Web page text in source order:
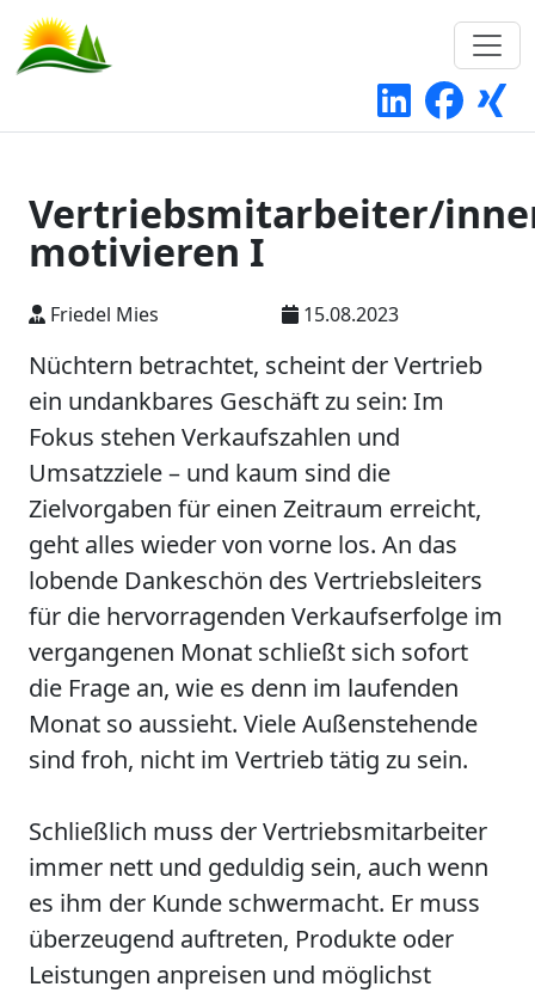
Vertriebsmitarbeiter/
motivieren I
Friedel Mies 15.08.2023
Nüchtern betrachtet, scheint der Vertrieb
ein undankbares Geschäft zu sein: Im
Fokus stehen Verkaufszahlen und
Umsatzziele – und kaum sind die
Zielvorgaben für einen Zeitraum erreicht,
geht alles wieder von vorne los. An das
lobende Dankeschön des Vertriebsleiters
für die hervorragenden Verkaufserfolge im
vergangenen Monat schließt sich sofort
die Frage an, wie es denn im laufenden
Monat so aussieht. Viele Außenstehende
sind froh, nicht im Vertrieb tätig zu sein.
Schließlich muss der Vertriebsmitarbeiter
immer nett und geduldig sein, auch wenn
es ihm der Kunde schwermacht. Er muss
überzeugend auftreten, Produkte oder
Leistungen anpreisen und möglichst